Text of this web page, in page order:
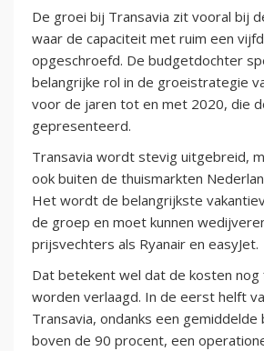
De groei bij Transavia zit vooral bij
waar de capaciteit met ruim een
opgeschroefd. De budgetdochter
belangrijke rol in de groeistrategie
voor de jaren tot en met 2020, die
gepresenteerd.
Transavia wordt stevig uitgebreid,
ook buiten de thuismarkten
Het wordt de belangrijkste
de groep en moet kunnen
prijsvechters als Ryanair en easyJet.
Dat betekent wel dat de kosten nog
worden verlaagd. In de eerst helft
Transavia, ondanks een
boven de 90 procent, een